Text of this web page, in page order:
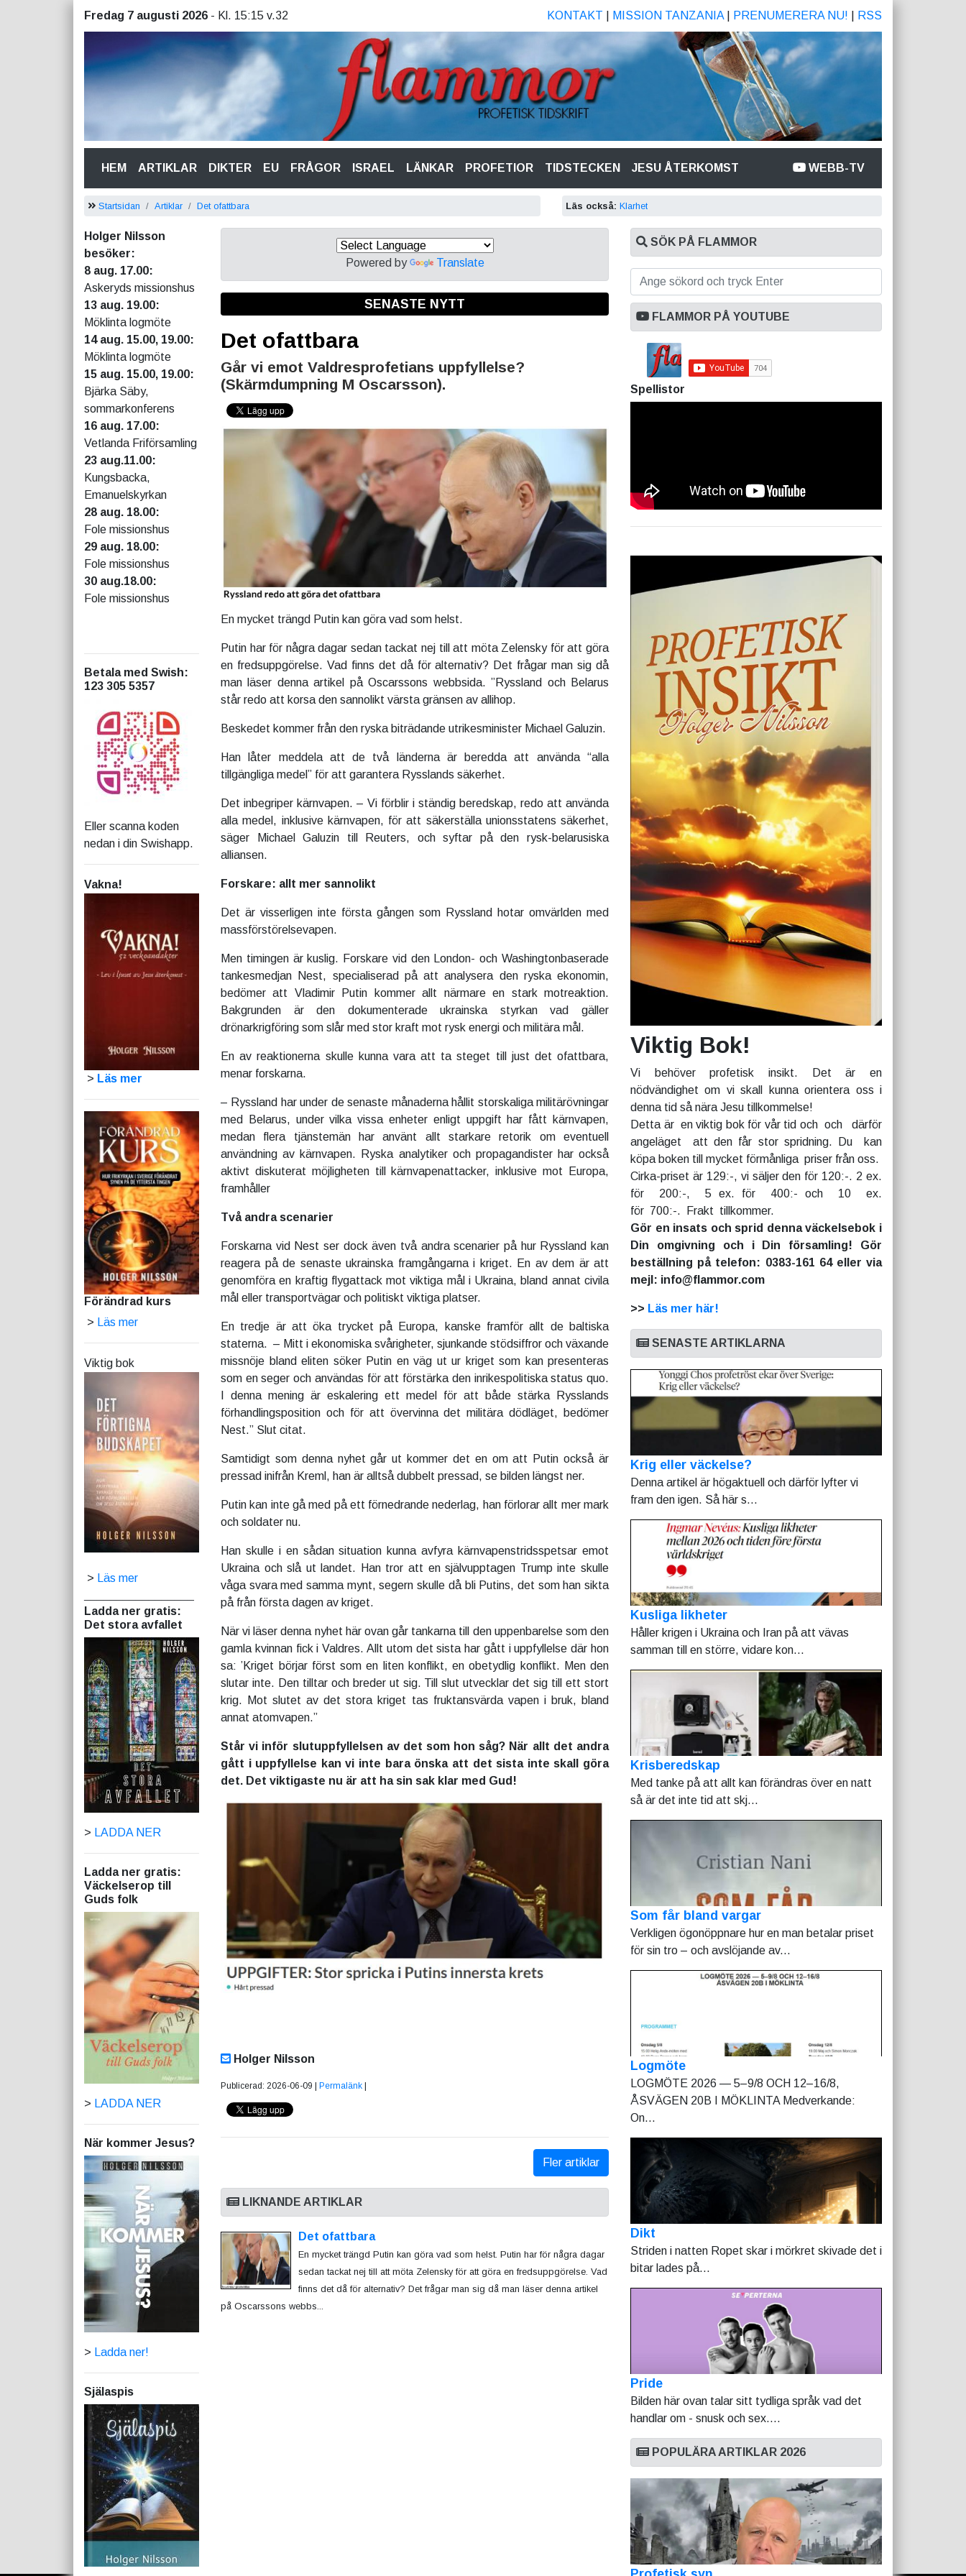
Fredag 7 augusti 2026 - Kl. 15:15 v.32 KONTAKT MISSION TANZANIA| PRENUMERERA NU! RSS
HEM(CURRENT)
ARTIKLAR DIKTER EU FRÅGOR ISRAEL LÄNKAR PROFETIOR TIDSTECKEN JESU ÅTERKOMST WEBB-TV
Startsidan Artiklar Det ofattbara Läs också: Klarhet
Holger Nilsson
besöker:
8 aug. 17.00:
Askeryds missionshus
13 aug. 19.00:
Möklinta logmöte
14 aug. 15.00, 19.00:
Möklinta logmöte
15 aug. 15.00, 19.00:
Bjärka Säby,
sommarkonferens
16 aug. 17.00:
Vetlanda Friförsamling
23 aug.11.00:
Kungsbacka,
Emanuelskyrkan
28 aug. 18.00:
Fole missionshus
29 aug. 18.00:
Fole missionshus
30 aug.18.00:
Fole missionshus
Betala med Swish:
123 305 5357
Eller scanna koden
nedan i din Swishapp.
Vakna!
> Läs mer
Förändrad kurs
> Läs mer
Viktig bok
> Läs mer
Ladda ner gratis:
Det stora avfallet
> LADDA NER
Ladda ner gratis:
Väckelserop till
Guds folk
> LADDA NER
När kommer Jesus?
> Ladda ner!
Själaspis
Powered by Translate
SENASTE NYTT
Det ofattbara
Går vi emot Valdresprofetians uppfyllelse?
(Skärmdumpning M Oscarsson).
En mycket trängd Putin kan göra vad som helst.
Putin har för några dagar sedan tackat nej till att möta Zelensky för att göra
en fredsuppgörelse. Vad finns det då för alternativ? Det frågar man sig då
man läser denna artikel på Oscarssons webbsida. ”Ryssland och Belarus
står redo att korsa den sannolikt värsta gränsen av allihop.
Beskedet kommer från den ryska biträdande utrikesminister Michael Galuzin.
Han låter meddela att de två länderna är beredda att använda “alla
tillgängliga medel” för att garantera Rysslands säkerhet.
Det inbegriper kärnvapen. – Vi förblir i ständig beredskap, redo att använda
alla medel, inklusive kärnvapen, för att säkerställa unionsstatens säkerhet,
säger Michael Galuzin till Reuters, och syftar på den rysk-belarusiska
alliansen.
Forskare: allt mer sannolikt
Det är visserligen inte första gången som Ryssland hotar omvärlden med
massförstörelsevapen.
Men timingen är kuslig. Forskare vid den London- och Washingtonbaserade
tankesmedjan Nest, specialiserad på att analysera den ryska ekonomin,
bedömer att Vladimir Putin kommer allt närmare en stark motreaktion.
Bakgrunden är den dokumenterade ukrainska styrkan vad gäller
drönarkrigföring som slår med stor kraft mot rysk energi och militära mål.
En av reaktionerna skulle kunna vara att ta steget till just det ofattbara,
menar forskarna.
– Ryssland har under de senaste månaderna hållit storskaliga militärövningar
med Belarus, under vilka vissa enheter enligt uppgift har fått kärnvapen,
medan flera tjänstemän har använt allt starkare retorik om eventuell
användning av kärnvapen. Ryska analytiker och propagandister har också
aktivt diskuterat möjligheten till kärnvapenattacker, inklusive mot Europa,
framhåller
Två andra scenarier
Forskarna vid Nest ser dock även två andra scenarier på hur Ryssland kan
reagera på de senaste ukrainska framgångarna i kriget. En av dem är att
genomföra en kraftig flygattack mot viktiga mål i Ukraina, bland annat civila
mål eller transportvägar och politiskt viktiga platser.
En tredje är att öka trycket på Europa, kanske framför allt de baltiska
staterna. – Mitt i ekonomiska svårigheter, sjunkande stödsiffror och växande
missnöje bland eliten söker Putin en väg ut ur kriget som kan presenteras
som en seger och användas för att förstärka den inrikespolitiska status quo.
I denna mening är eskalering ett medel för att både stärka Rysslands
förhandlingsposition och för att övervinna det militära dödläget, bedömer
Nest.” Slut citat.
Samtidigt som denna nyhet går ut kommer det en om att Putin också är
pressad inifrån Kreml, han är alltså dubbelt pressad, se bilden längst ner.
Putin kan inte gå med på ett förnedrande nederlag, han förlorar allt mer mark
och soldater nu.
Han skulle i en sådan situation kunna avfyra kärnvapenstridsspetsar emot
Ukraina och slå ut landet. Han tror att en självupptagen Trump inte skulle
våga svara med samma mynt, segern skulle då bli Putins, det som han sikta
på från första dagen av kriget.
När vi läser denna nyhet här ovan går tankarna till den uppenbarelse som den
gamla kvinnan fick i Valdres. Allt utom det sista har gått i uppfyllelse där hon
sa: ’Kriget börjar först som en liten konflikt, en obetydlig konflikt. Men den
slutar inte. Den tilltar och breder ut sig. Till slut utvecklar det sig till ett stort
krig. Mot slutet av det stora kriget tas fruktansvärda vapen i bruk, bland
annat atomvapen.”
Står vi inför slutuppfyllelsen av det som hon såg? När allt det andra
gått i uppfyllelse kan vi inte bara önska att det sista inte skall göra
det. Det viktigaste nu är att ha sin sak klar med Gud!
Holger Nilsson
Publicerad: 2026-06-09 | Permalänk
Fler artiklar
LIKNANDE ARTIKLAR
Det ofattbara
En mycket trängd Putin kan göra vad som helst. Putin har för några dagar
sedan tackat nej till att möta Zelensky för att göra en fredsuppgörelse. Vad
finns det då för alternativ? Det frågar man sig då man läser denna artikel
på Oscarssons webbs...
SÖK PÅ FLAMMOR
FLAMMOR PÅ YOUTUBE
Spellistor
Viktig Bok!
Vi behöver profetisk insikt. Det är en
nödvändighet om vi skall kunna orientera oss i
denna tid så nära Jesu tillkommelse!
Detta är en viktig bok för vår tid och och därför
angeläget att den får stor spridning. Du kan
köpa boken till mycket förmånliga priser från oss.
Cirka-priset är 129:-, vi säljer den för 120:-. 2 ex.
för 200:-, 5 ex. för 400:- och 10 ex.
för 700:-. Frakt tillkommer.
Gör en insats och sprid denna väckelsebok i
Din omgivning och i Din församling! Gör
beställning på telefon: 0383-161 64 eller via
mejl: info@flammor.com
>> Läs mer här!
SENASTE ARTIKLARNA
Krig eller väckelse?
Denna artikel är högaktuell och därför lyfter vi
fram den igen. Så här s...
Kusliga likheter
Håller krigen i Ukraina och Iran på att vävas
samman till en större, vidare kon...
Krisberedskap
Med tanke på att allt kan förändras över en natt
så är det inte tid att skj...
Som får bland vargar
Verkligen ögonöppnare hur en man betalar priset
för sin tro – och avslöjande av...
Logmöte
LOGMÖTE 2026 — 5–9/8 OCH 12–16/8,
ÅSVÄGEN 20B I MÖKLINTA Medverkande:
On...
Dikt
Striden i natten Ropet skar i mörkret skivade det i
bitar lades på...
Pride
Bilden här ovan talar sitt tydliga språk vad det
handlar om - snusk och sex....
POPULÄRA ARTIKLAR 2026